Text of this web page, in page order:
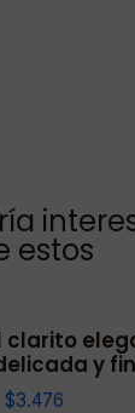
estos
clarito
y
$3.476